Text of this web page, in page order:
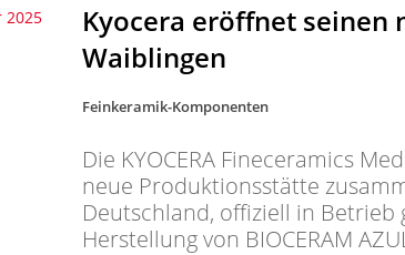
2025
Kyocera eröffnet
Waiblingen
Feinkeramik-Komponenten
Die KYOCERA Fineceramics
neue Produktionsstätte
Deutschland, offiziell in
Herstellung von BIOCERAM